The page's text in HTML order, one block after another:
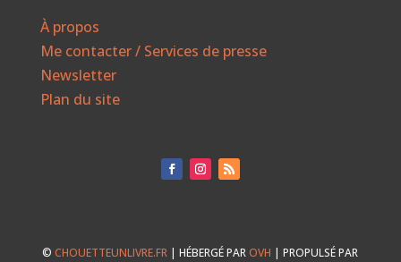
À propos
Me contacter / Services de presse
Newsletter
Plan du site
©CHOUETTEUNLIVRE.FR | HÉBERGÉ PAROVH | PROPULSÉ PAR